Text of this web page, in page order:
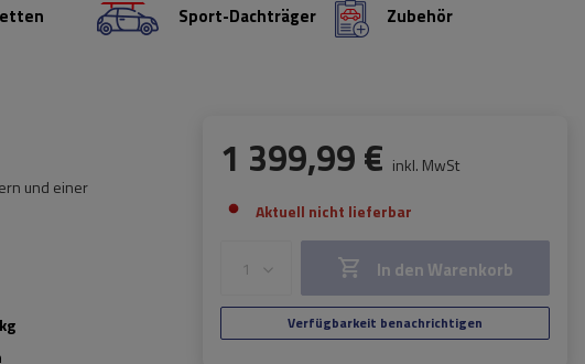
Sport-Dachträger Zubehör
und einer
1 399,99 € inkl. MwSt
Aktuell nicht lieferbar
In den Warenkorb
Verfügbarkeit benachrichtigen